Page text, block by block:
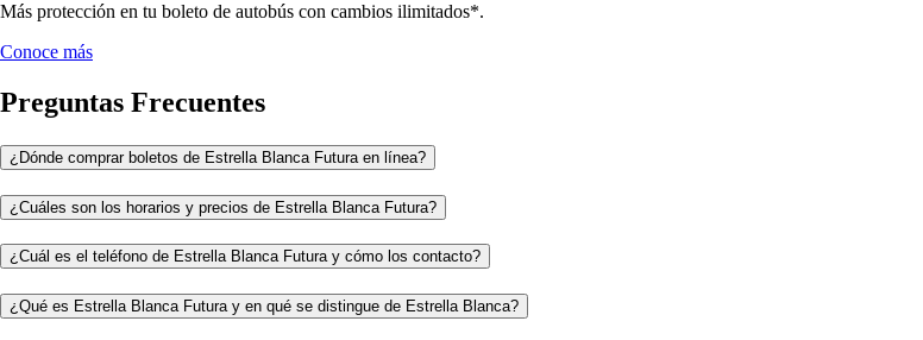
Más protección en tu boleto de autobús con cambios ilimitados*.
Conoce más
Preguntas Frecuentes
¿Dónde comprar boletos de Estrella Blanca Futura en línea?
¿Cuáles son los horarios y precios de Estrella Blanca Futura?
¿Cuál es el teléfono de Estrella Blanca Futura y cómo los contacto?
¿Qué es Estrella Blanca Futura y en qué se distingue de Estrella Blanca?